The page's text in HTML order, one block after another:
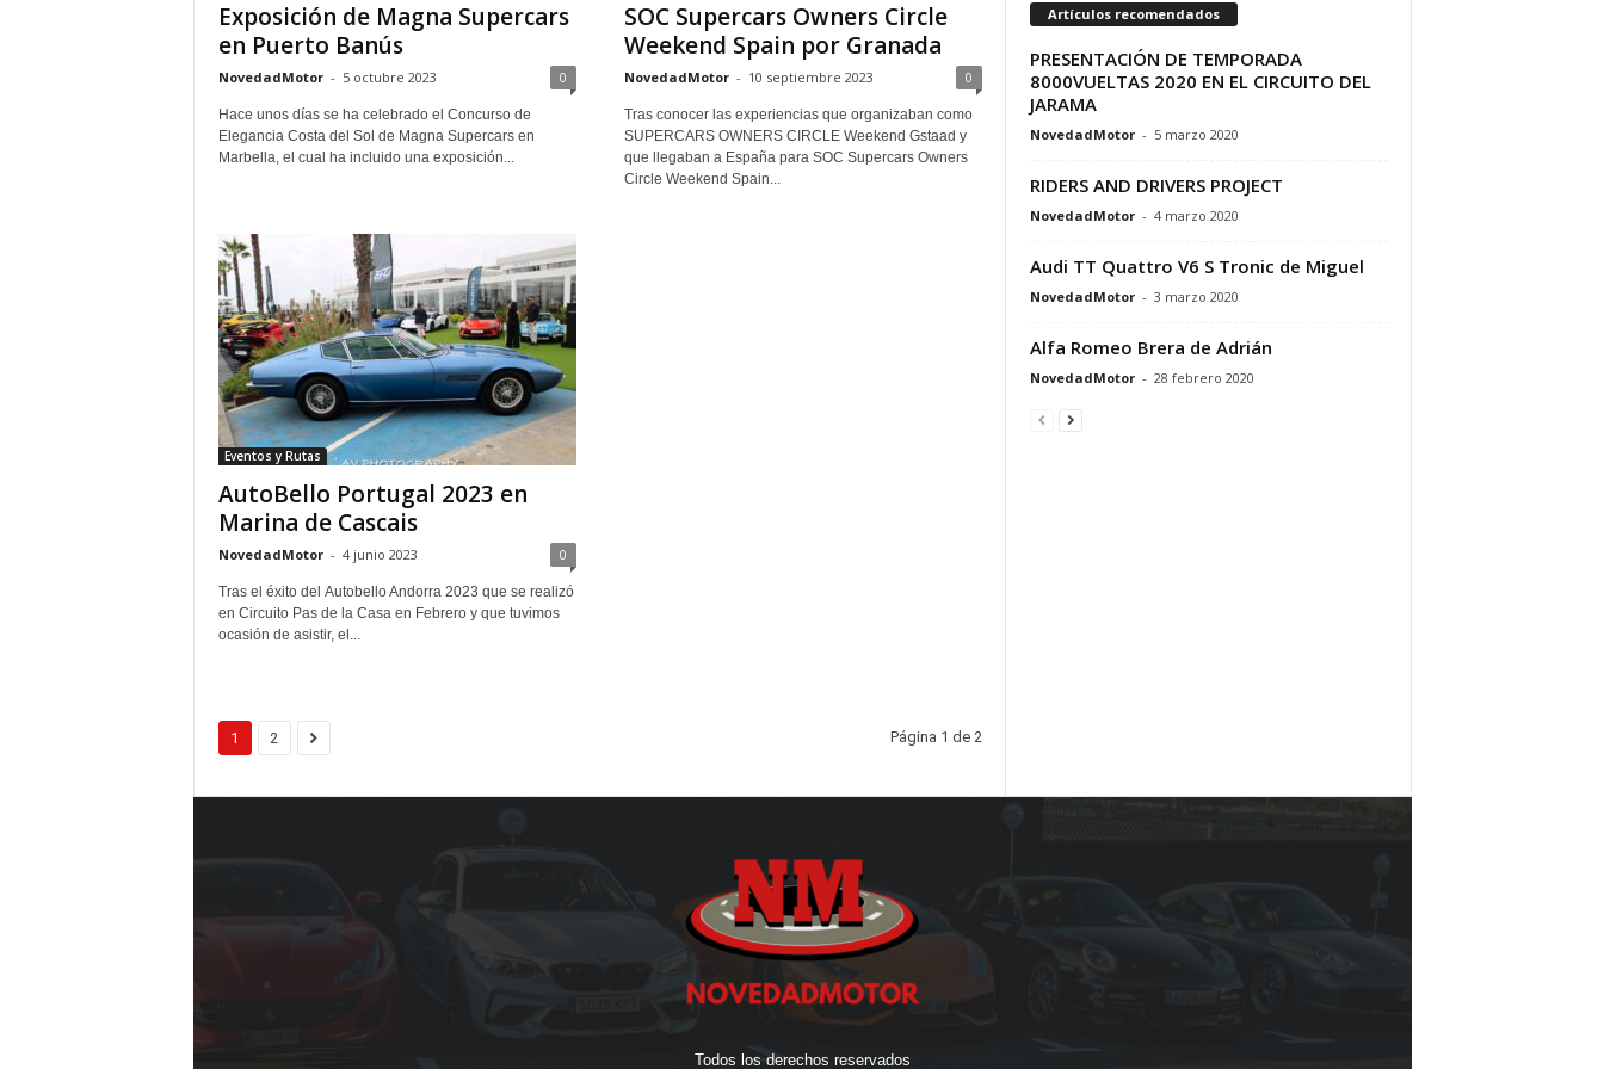
Exposición de Magna Supercars
en Puerto Banús
NovedadMotor - 5 octubre 2023 0
Hace unos días se ha celebrado el Concurso de
Elegancia Costa del Sol de Magna Supercars en
Marbella, el cual ha incluido una exposición...
SOC Supercars Owners Circle
Weekend Spain por Granada
NovedadMotor - 10 septiembre 2023 0
Tras conocer las experiencias que organizaban como
SUPERCARS OWNERS CIRCLE Weekend Gstaad y
que llegaban a España para SOC Supercars Owners
Circle Weekend Spain...
Eventos y Rutas
AutoBello Portugal 2023 en
Marina de Cascais
NovedadMotor - 4 junio 2023 0
Tras el éxito del Autobello Andorra 2023 que se realizó
en Circuito Pas de la Casa en Febrero y que tuvimos
ocasión de asistir, el...
1 2 Página 1 de 2
Artículos recomendados
PRESENTACIÓN DE TEMPORADA
8000VUELTAS 2020 EN EL CIRCUITO DEL
JARAMA
NovedadMotor - 5 marzo 2020
RIDERS AND DRIVERS PROJECT
NovedadMotor - 4 marzo 2020
Audi TT Quattro V6 S Tronic de Miguel
NovedadMotor - 3 marzo 2020
Alfa Romeo Brera de Adrián
NovedadMotor - 28 febrero 2020
Todos los derechos reservados